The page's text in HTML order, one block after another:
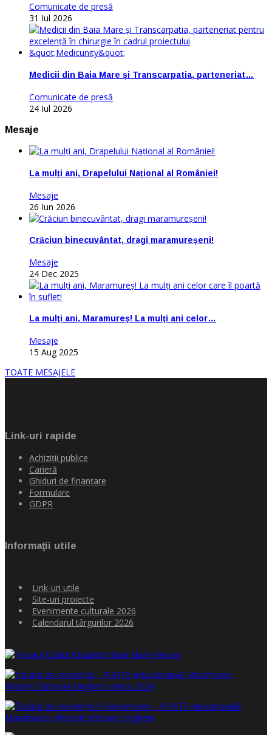
Comunicate de presă
31 Iul 2026
Medicii din Baia Mare și Transcarpatia, parteneriat…
Comunicate de presă
24 Iul 2026
Mesaje
La mulți ani, Drapelului Național al României!
Mesaje
26 Iun 2026
Crăciun binecuvântat, dragi maramureșeni!
Mesaje
24 Dec 2025
La mulţi ani, Maramureş! La mulţi ani celor…
Mesaje
15 Aug 2025
TOATE MESAJELE
Link-uri rapide
Achiziţii publice
Carieră
Ghiduri de finanţare
Formulare
GDPR
Informaţii utile
Link-uri utile
Site-uri proiecte
Evenimente culturale 2026
Calendarul târgurilor 2026